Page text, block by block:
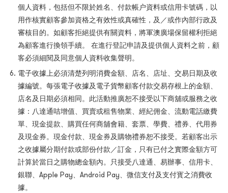
個人資料，包括但不限於姓名、付款帳户資料或信用卡號碼，以
用作核實顧客參加資格之有效性或真確性，及／或作內部行政及
審核目的。如顧客拒絕提供有關資料，將軍澳廣場保留權利拒絕
為顧客進行換領手續。 在進行登記申請及提供個人資料之前，顧
客必須細閱及同意個人資料收集聲明。
電子收據上必須清楚列明消費金額、店名、店址、交易日期及收
據編號。每張電子收據及電子貨幣顧客付款交易存根上的金額、
店名及日期必須相同。此活動推廣恕不接受以下商舖或服務之收
據：八達通咭增值、買賣或租售物業、經紀佣金、流動電話繳費
單、現金提款、購買任何商舖會籍、套票、學費、禮券、代用券
及現金券。現金付款、現金券及購物禮券恕不接受。若顧客出示
之收據屬分期付款或部份付款／訂金，只有已付之實際金額方可
計算於當日之購物總金額內。只接受八達通、易辦事、信用卡、
銀聯、Apple Pay、Android Pay、微信支付及支付寳之消費收
據。